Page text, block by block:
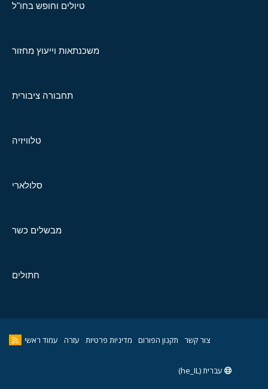
טיולים וחופש בחו"ל
משכנתאות וייעוץ מחזור
תחבורה ציבורית
טלוויזיה
סלולארי
מבשלים כשר
חתולים
צור קשר תקנון הפורום מדיניות פרטיות עזרה עמוד ראשי
עברית (he_IL)